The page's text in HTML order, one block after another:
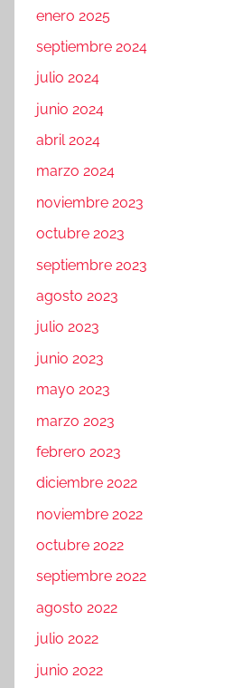
enero 2025
septiembre 2024
julio 2024
junio 2024
abril 2024
marzo 2024
noviembre 2023
octubre 2023
septiembre 2023
agosto 2023
julio 2023
junio 2023
mayo 2023
marzo 2023
febrero 2023
diciembre 2022
noviembre 2022
octubre 2022
septiembre 2022
agosto 2022
julio 2022
junio 2022